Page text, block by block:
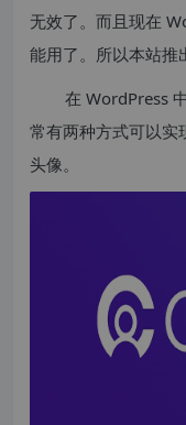
无效了。而且现在
能用了。所以本站推
在 WordPress
常有两种方式可以实
头像。